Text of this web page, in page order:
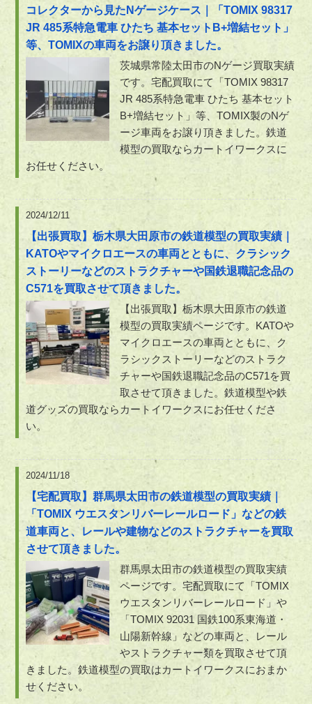
コレクターから見たNゲージケース｜「TOMIX 98317
JR 485系特急電車 ひたち 基本セットB+増結セット」
等、TOMIXの車両をお譲り頂きました。
茨城県常陸太田市のNゲージ買取実績
です。宅配買取にて「TOMIX 98317
JR 485系特急電車 ひたち 基本セット
B+増結セット」等、TOMIX製のNゲ
ージ車両をお譲り頂きました。鉄道
模型の買取ならカートイワークスに
お任せください。
2024/12/11
【出張買取】栃木県大田原市の鉄道模型の買取実績｜
KATOやマイクロエースの車両とともに、クラシック
ストーリーなどのストラクチャーや国鉄退職記念品の
C571を買取させて頂きました。
【出張買取】栃木県大田原市の鉄道
模型の買取実績ページです。KATOや
マイクロエースの車両とともに、ク
ラシックストーリーなどのストラク
チャーや国鉄退職記念品のC571を買
取させて頂きました。鉄道模型や鉄
道グッズの買取ならカートイワークスにお任せくださ
い。
2024/11/18
【宅配買取】群馬県太田市の鉄道模型の買取実績｜
「TOMIX ウエスタンリバーレールロード」などの鉄
道車両と、レールや建物などのストラクチャーを買取
させて頂きました。
群馬県太田市の鉄道模型の買取実績
ページです。宅配買取にて「TOMIX
ウエスタンリバーレールロード」や
「TOMIX 92031 国鉄100系東海道・
山陽新幹線」などの車両と、レール
やストラクチャー類を買取させて頂
きました。鉄道模型の買取はカートイワークスにおまか
せください。